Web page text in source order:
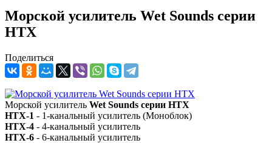
Морской усилитель Wet Sounds серии
HTX
Поделиться
Морской усилитель Wet Sounds серии HTX
HTX-1 - 1-канальный усилитель (Моноблок)
HTX-4 - 4-канальный усилитель
HTX-6 - 6-канальный усилитель